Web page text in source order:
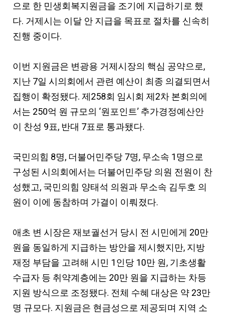
으로 한 민생회복지원금을 조기에 지급하기로 했
다. 거제시는 이달 안 지급을 목표로 절차를 신속히
진행 중이다.
이번 지원금은 변광용 거제시장의 핵심 공약으로,
지난 7일 시의회에서 관련 예산이 최종 의결되면서
집행이 확정됐다. 제258회 임시회 제2차 본회의에
서는 250억 원 규모의 ‘원포인트’ 추가경정예산안
이 찬성 9표, 반대 7표로 통과됐다.
국민의힘 8명, 더불어민주당 7명, 무소속 1명으로
구성된 시의회에서는 더불어민주당 의원 전원이 찬
성했고, 국민의힘 양태석 의원과 무소속 김두호 의
원이 이에 동참하며 가결이 이뤄졌다.
애초 변 시장은 재보궐선거 당시 전 시민에게 20만
원을 동일하게 지급하는 방안을 제시했지만, 지방
재정 부담을 고려해 시민 1인당 10만 원, 기초생활
수급자 등 취약계층에는 20만 원을 지급하는 차등
지원 방식으로 조정됐다. 전체 수혜 대상은 약 23만
명 규모다. 지원금은 현금성으로 제공되며 지역 소